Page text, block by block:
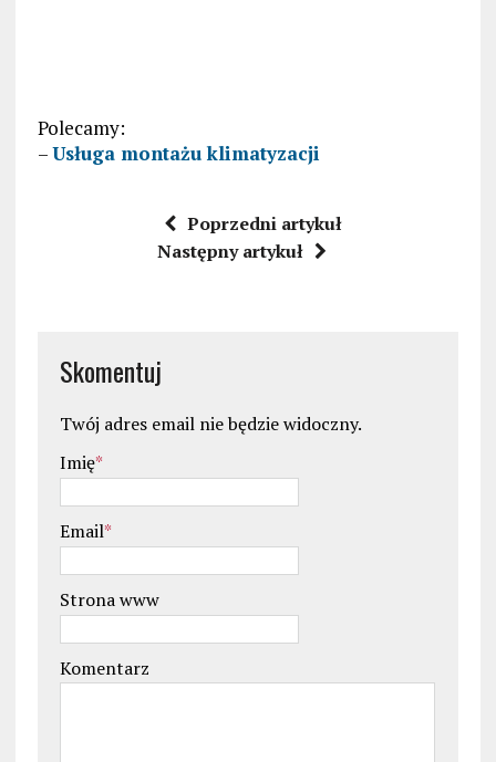
Polecamy:
–Usługa montażu klimatyzacji
Poprzedni artykuł
Następny artykuł
Skomentuj
Twój adres email nie będzie widoczny.
Imię*
Email*
Strona www
Komentarz